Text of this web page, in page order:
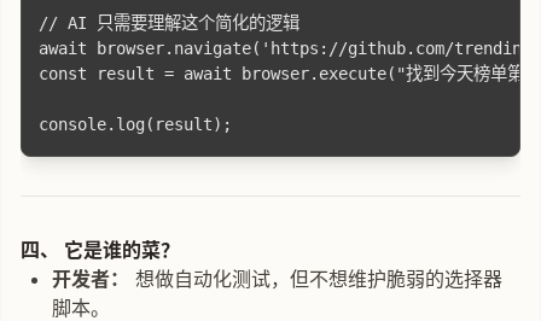
// AI 只需要理解这个简化的逻辑
await browser.navigate('https://github.com/
const result = await browser.execute("找到今天榜单第一
四、 它是谁的菜？
开发者：
想做自动化测试，但不想维护脆弱的选择器
脚本。